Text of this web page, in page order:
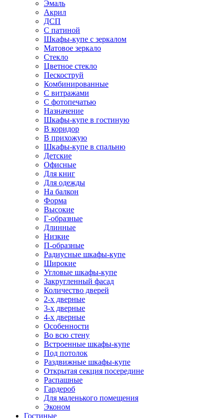
Эмаль
Акрил
ДСП
С патиной
Шкафы-купе с зеркалом
Матовое зеркало
Стекло
Цветное стекло
Пескоструй
Комбинированные
С витражами
С фотопечатью
Назначение
Шкафы-купе в гостиную
В коридор
В прихожую
Шкафы-купе в спальню
Детские
Офисные
Для книг
Для одежды
На балкон
Форма
Высокие
Г-образные
Длинные
Низкие
П-образные
Радиусные шкафы-купе
Широкие
Угловые шкафы-купе
Закругленный фасад
Количество дверей
2-х дверные
3-х дверные
4-х дверные
Особенности
Во всю стену
Встроенные шкафы-купе
Под потолок
Раздвижные шкафы-купе
Открытая секция посередине
Распашные
Гардероб
Для маленького помещения
Эконом
Гостиные